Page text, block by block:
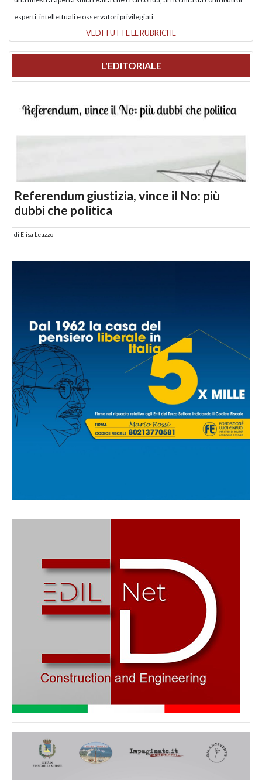
esperti, intellettuali e osservatori privilegiati.
VEDI TUTTE LE RUBRICHE
L'EDITORIALE
Referendum giustizia, vince il No: più
dubbi che politica
di Elisa Leuzzo